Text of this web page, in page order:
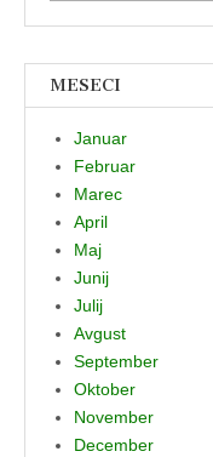
MESECI
Januar
Februar
Marec
April
Maj
Junij
Julij
Avgust
September
Oktober
November
December